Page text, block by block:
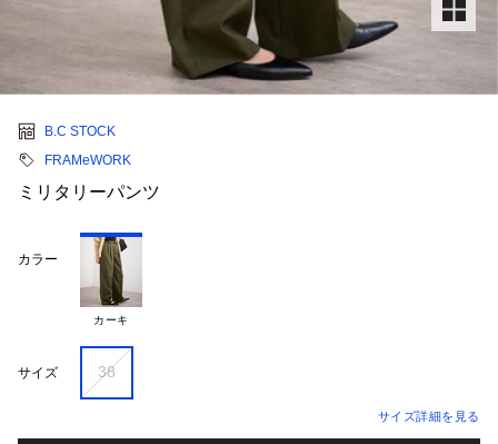
B.C STOCK
FRAMeWORK
ミリタリーパンツ
カラー
カーキ
サイズ 38
サイズ詳細を見る